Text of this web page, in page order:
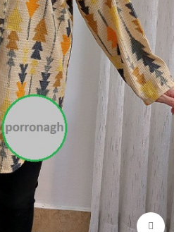
بزرگنمایی تصویر